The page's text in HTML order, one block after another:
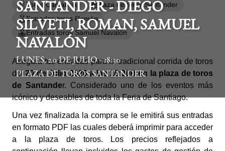
SANTANDER - DIEGO
SILVETI, ROMAN, SAMUEL
NAVALÓN
LUNES, 20 DE JULIO - 18:30
PLAZA DE TOROS SANTANDER
Toros Cantabria
Plaza de toros Santander
Entradas toros Román
Entradas toros Samuel Navalón
Asegura tus entradas para la tradicional corrida de toros
del20 de Julio 2026 a las 18:30H en la plaza de toros
de Santander. Considerado uno de los eventos más
icónico y deseables de toda la Feria de Santiago.
Una vez finalizada la compra se le emitirá sus entradas
en formato PDF las cuales deberá imprimir para acceder
a la plaza de toros. Los precios reflejados a